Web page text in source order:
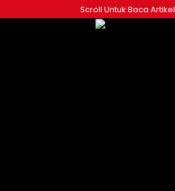
to
Scroll Untuk Baca Artikel